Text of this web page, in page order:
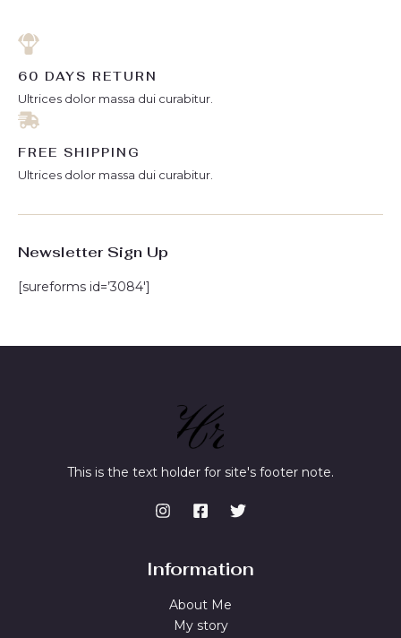
60 DAYS RETURN
Ultrices dolor massa dui curabitur.
FREE SHIPPING
Ultrices dolor massa dui curabitur.
Newsletter Sign Up
[sureforms id=’3084′]
This is the text holder for site's footer note.
Information
About Me
My story